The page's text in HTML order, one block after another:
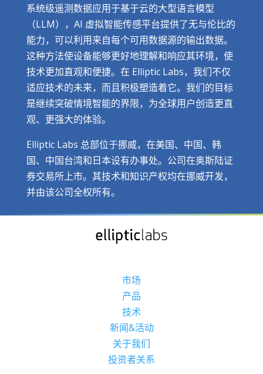
系统级遥测数据应用于基于云的大型语言模型
（LLM），AI 虚拟智能传感平台提供了无与伦比的
能力，可以利用来自每个可用数据源的输出数据。
这种方法使设备能够更好地理解和响应其环境，使
技术更加直观和便捷。在 Elliptic Labs，我们不仅
适应技术的未来，而且积极塑造着它。我们的目标
是继续突破情境智能的界限，为全球用户创造更直
观、更强大的体验。
Elliptic Labs 总部位于挪威，在美国、中国、韩
国、中国台湾和日本设有办事处。公司在奥斯陆证
券交易所上市。其技术和知识产权均在挪威开发，
并由该公司全权所有。
市场
产品
技术
新闻&活动
关于我们
投资者关系